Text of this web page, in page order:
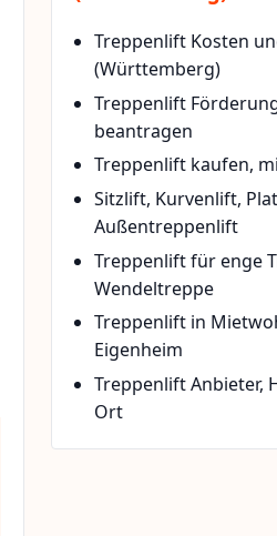
Treppenlift Kosten
(Württemberg)
Treppenlift
beantragen
Treppenlift kaufen,
Sitzlift, Kurvenlift,
Außentreppenlift
Treppenlift für enge
Wendeltreppe
Treppenlift in
Eigenheim
Treppenlift Anbieter,
Ort